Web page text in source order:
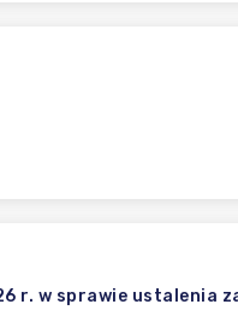
r. w sprawie ustalenia